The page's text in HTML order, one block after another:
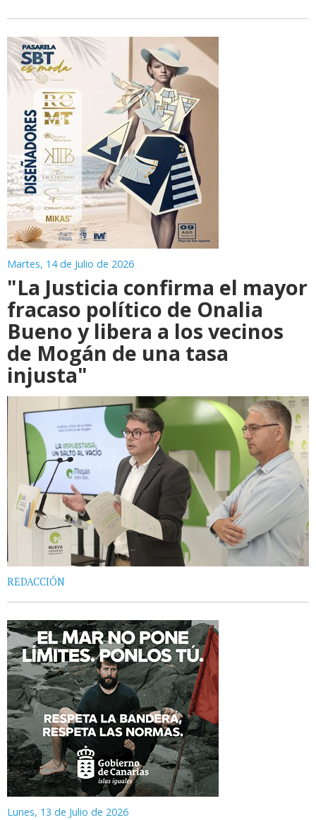
Martes, 14 de Julio de 2026
"La Justicia confirma el mayor
fracaso político de Onalia
Bueno y libera a los vecinos
de Mogán de una tasa
injusta"
REDACCIÓN
Lunes, 13 de Julio de 2026